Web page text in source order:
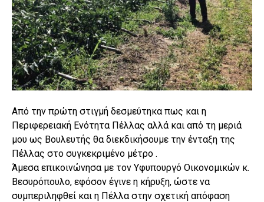
Από την πρώτη στιγμή δεσμεύτηκα πως και η
Περιφερειακή Ενότητα Πέλλας αλλά και από τη μεριά
μου ως Βουλευτής θα διεκδικήσουμε την ένταξη της
Πέλλας στο συγκεκριμένο μέτρο .
Άμεσα επικοινώνησα με τον Υφυπουργό Οικονομικών κ.
Βεσυρόπουλο, εφόσον έγινε η κήρυξη, ώστε να
συμπεριληφθεί και η Πέλλα στην σχετική απόφαση